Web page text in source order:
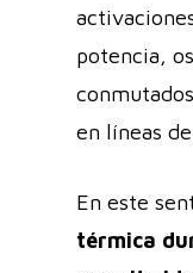
potencia,
en líneas
En este
térmica